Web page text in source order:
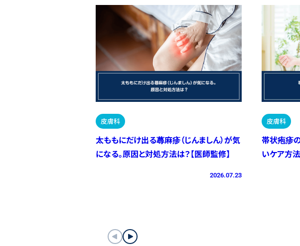
皮膚科
太ももにだけ出る蕁麻疹（じんましん）が気
になる。原因と対処方法は？【医師監修】
2026.07.23
皮膚科
帯状疱疹
いケア方